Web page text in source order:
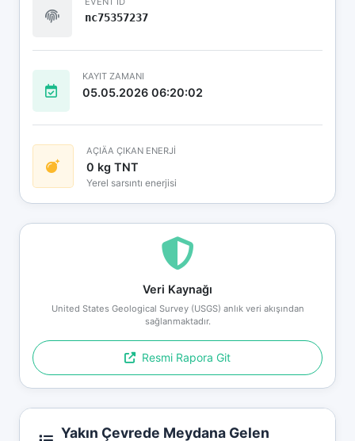
nc75357237
KAYIT ZAMANI
05.05.2026 06:20:02
AÇIÄA ÇIKAN ENERJİ
0 kg TNT
Yerel sarsıntı enerjisi
Veri Kaynağı
United States Geological Survey (USGS) anlık veri akışından
sağlanmaktadır.
Resmi Rapora Git
Yakın Çevrede Meydana Gelen